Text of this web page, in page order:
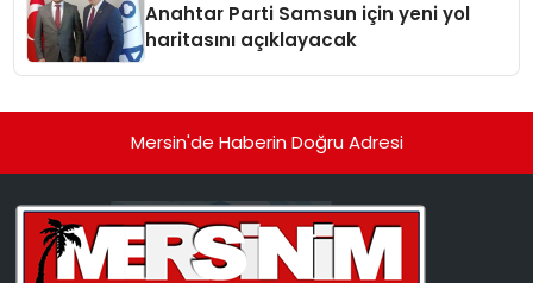
Anahtar Parti Samsun için yeni yol
haritasını açıklayacak
Mersin'de Haberin Doğru Adresi